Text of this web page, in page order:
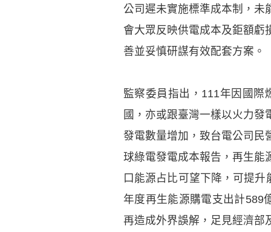
公司遲未實施標準成本制，未
會大眾反映供電成本及鉅額虧
善並妥慎研謀有效配套方案。
監察委員指出，111年因國際
國，亦或跟臺灣一樣以火力
發電數量增加，致台電公司民
球綠電發電成本報告，再生能
口能源占比可望下降，可提
年度再生能源購電支出計589
再造成外界誤解，足見經濟部